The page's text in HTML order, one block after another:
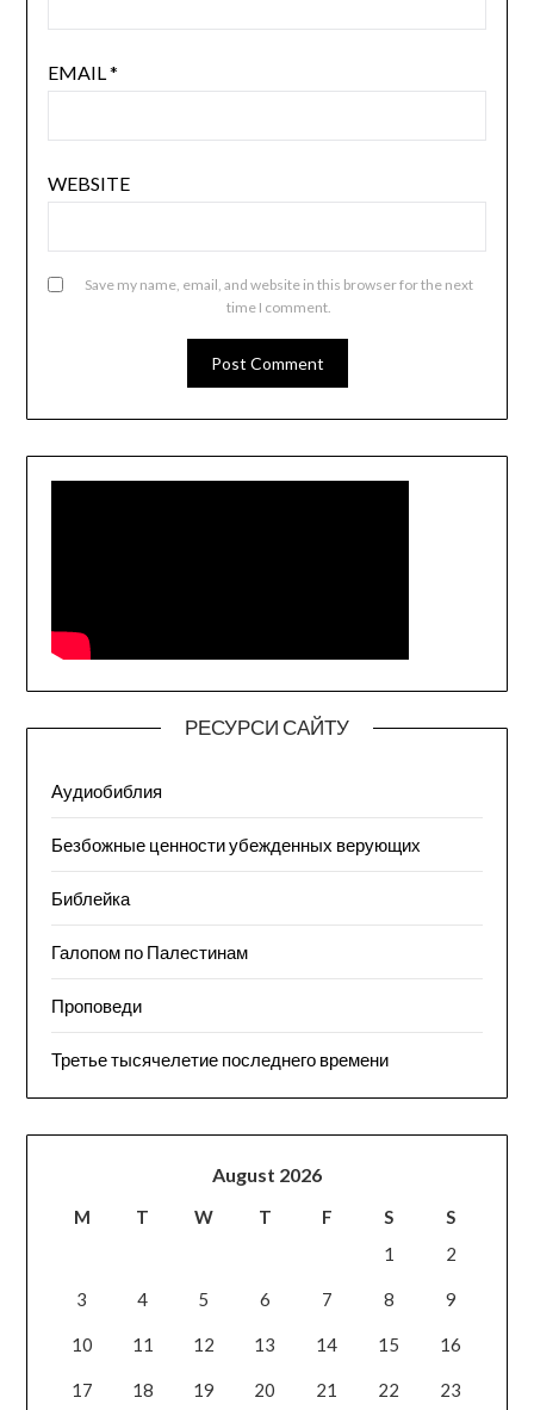
EMAIL *
WEBSITE
Save my name, email, and website in this browser for the next
time I comment.
РЕСУРСИ САЙТУ
Аудиобиблия
Безбожные ценности убежденных верующих
Библейка
Галопом по Палестинам
Проповеди
Третье тысячелетие последнего времени
August 2026
M T W T F S
S
1
2
3 4 5 6 7 8 9
10 11 12 13 14 15 16
17 18 19 20 21 22 23